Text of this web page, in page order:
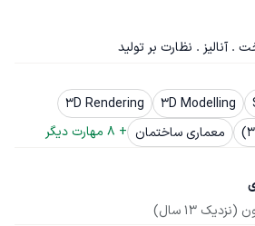
آنالیز . نظارت بر تولید
3D Modelling
3D Rendering
معماری ساختمان +
8 مهارت دیگر
(نزدیک 13 سال)